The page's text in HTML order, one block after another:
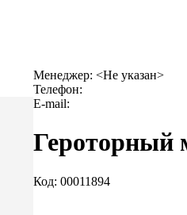
Менеджер:<Не указан>
Телефон:
E-mail:
Героторный
Код: 00011894